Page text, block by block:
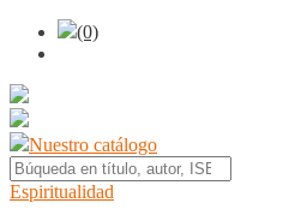
(0)
Nuestro catálogo
Espiritualidad